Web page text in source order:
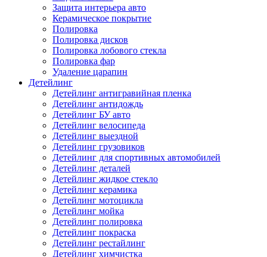
Защита интерьера авто
Керамическое покрытие
Полировка
Полировка дисков
Полировка лобового стекла
Полировка фар
Удаление царапин
Детейлинг
Детейлинг антигравийная пленка
Детейлинг антидождь
Детейлинг БУ авто
Детейлинг велосипеда
Детейлинг выездной
Детейлинг грузовиков
Детейлинг для спортивных автомобилей
Детейлинг деталей
Детейлинг жидкое стекло
Детейлинг керамика
Детейлинг мотоцикла
Детейлинг мойка
Детейлинг полировка
Детейлинг покраска
Детейлинг рестайлинг
Детейлинг химчистка